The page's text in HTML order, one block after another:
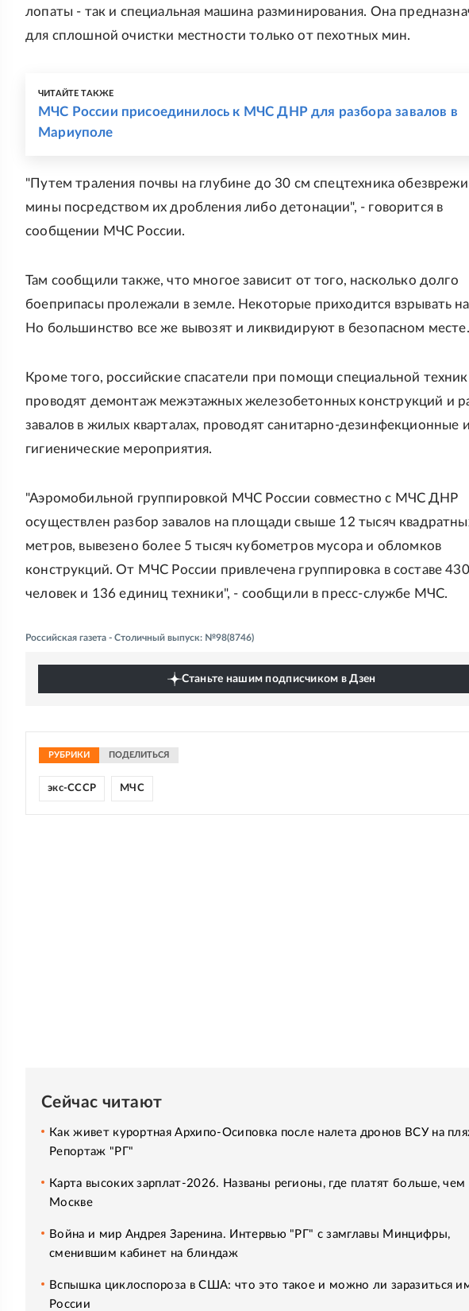
лопаты - так и специальная машина разминирования. Она
для сплошной очистки местности только от пехотных мин.
ЧИТАЙТЕ ТАКЖЕ
МЧС России присоединилось к МЧС ДНР для разбора завалов в
Мариуполе
"Путем траления почвы на глубине до 30 см спецтехника
мины посредством их дробления либо детонации", - говорится в
сообщении МЧС России.
Там сообщили также, что многое зависит от того, насколько долго
боеприпасы пролежали в земле. Некоторые приходится взрывать
Но большинство все же вывозят и ликвидируют в безопасном месте.
Кроме того, российские спасатели при помощи специальной
проводят демонтаж межэтажных железобетонных конструкций и
завалов в жилых кварталах, проводят санитарно-дезинфекционные
гигиенические мероприятия.
"Аэромобильной группировкой МЧС России совместно с МЧС ДНР
осуществлен разбор завалов на площади свыше 12 тысяч
метров, вывезено более 5 тысяч кубометров мусора и обломков
конструкций. От МЧС России привлечена группировка в составе 430
человек и 136 единиц техники", - сообщили в пресс-службе МЧС.
Российская газета - Столичный выпуск: №98(8746)
Станьте нашим подписчиком в Дзен
РУБРИКИ ПОДЕЛИТЬСЯ
экс-СССР МЧС
Сейчас читают
Как живет курортная Архипо-Осиповка после налета дронов ВСУ на
Репортаж "РГ"
Карта высоких зарплат-2026. Названы регионы, где платят больше, чем
Москве
Война и мир Андрея Заренина. Интервью "РГ" с замглавы Минцифры,
сменившим кабинет на блиндаж
Вспышка циклоспороза в США: что это такое и можно ли заразиться
России